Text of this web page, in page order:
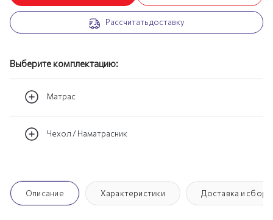
Рассчитать доставку
Выберите комплектацию:
Матрас
Чехол / Наматрасник
Описание Характеристики Доставка и